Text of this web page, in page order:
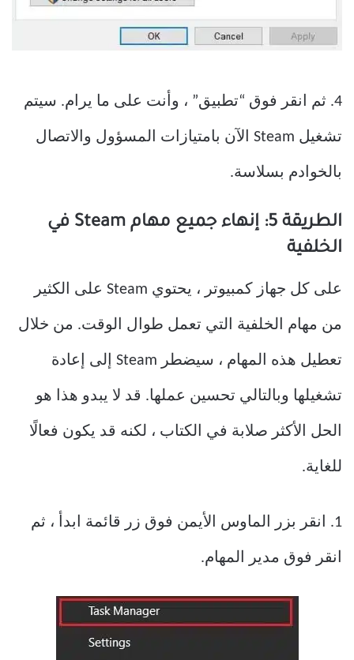
4. ثم انقر فوق “تطبيق” ، وأنت على ما يرام. سيتم
تشغيل Steam الآن بامتيازات المسؤول والاتصال
بالخوادم بسلاسة.
الطريقة 5: إنهاء جميع مهام Steam في
الخلفية
على كل جهاز كمبيوتر ، يحتوي Steam على الكثير
من مهام الخلفية التي تعمل طوال الوقت. من خلال
تعطيل هذه المهام ، سيضطر Steam إلى إعادة
تشغيلها وبالتالي تحسين عملها. قد لا يبدو هذا هو
الحل الأكثر صلابة في الكتاب ، لكنه قد يكون فعالًا
للغاية.
1. انقر بزر الماوس الأيمن فوق زر قائمة ابدأ ، ثم
انقر فوق مدير المهام.